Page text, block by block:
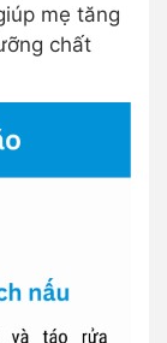
mẹ tăng
chất